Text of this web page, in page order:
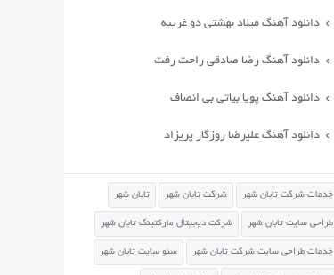
دانلود آهنگ میلاد بهشتی دو غریبه
دانلود آهنگ رضا صادقی راحت رفت
دانلود آهنگ پویا بیاتی بی انصاف
دانلود آهنگ علیرضا روزگار پریزاد
خدمات شرکت تابان شهر شرکت تابان شهر تابان شهر
طراحی سایت تابان شهر شرکت دیجیتال مارکتینگ تابان شهر
خدمات طراحی سایت شرکت تابان شهر سئو سایت تابان شهر